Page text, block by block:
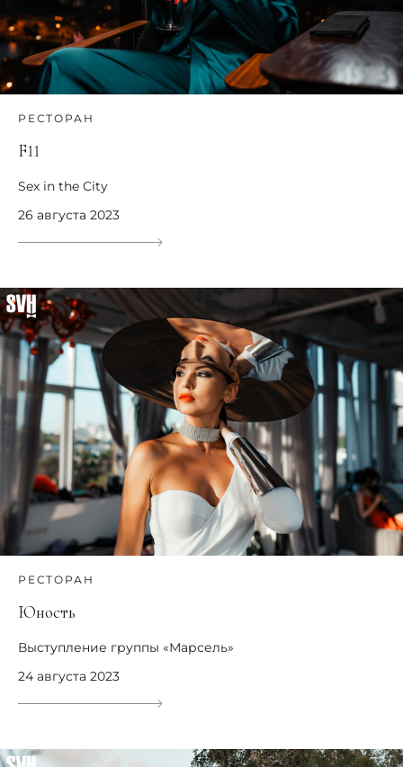
РЕСТОРАН
F11
Sex in the City
26 августа 2023
РЕСТОРАН
Юность
Выступление группы «Марсель»
24 августа 2023